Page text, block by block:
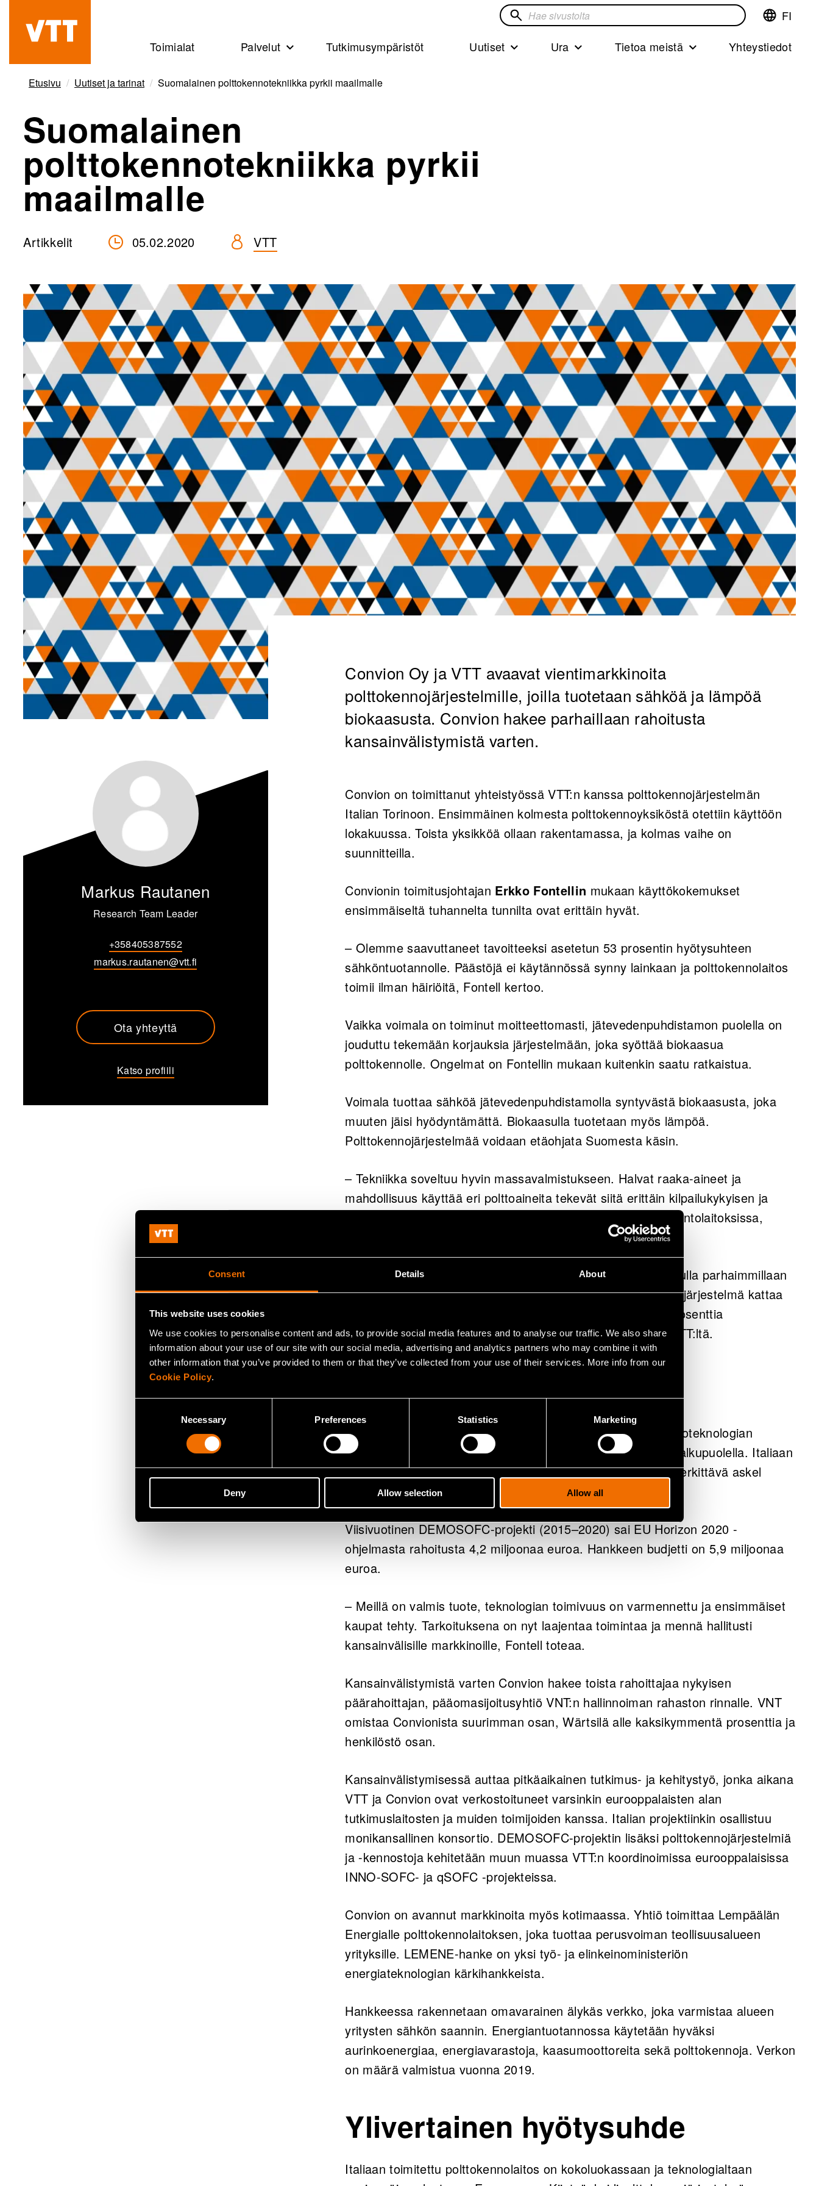
Consent Details About
This website uses cookies
We use cookies to personalise content and ads, to provide social media features and to analyse our traffic. We also share
information about your use of our site with our social media, advertising and analytics partners who may combine it with
other information that you’ve provided to them or that they’ve collected from your use of their services. More info from our
Cookie Policy.
Necessary Preferences Statistics Marketing
Deny Allow selection Allow all
pääsisältöön
Beyond
the
obvious
Vaihda
kieliFinnish
FI
Hae
Toimialat Palvelut Tutkimusympäristöt Uutiset Ura Tietoa meistä Yhteystiedot
Etusivu Uutiset ja tarinat Suomalainen polttokennotekniikka pyrkii maailmalle
Suomalainen
polttokennotekniikka pyrkii
maailmalle
Artikkelit 05.02.2020 VTT
​Convion Oy ja VTT avaavat vientimarkkinoita
polttokennojärjestelmille, joilla tuotetaan sähköä ja lämpöä
biokaasusta. Convion hakee parhaillaan rahoitusta
kansainvälistymistä varten.
Convion on toimittanut yhteistyössä VTT:n kanssa polttokennojärjestelmän
Italian Torinoon. Ensimmäinen kolmesta polttokennoyksiköstä otettiin käyttöön
lokakuussa. Toista yksikköä ollaan rakentamassa, ja kolmas vaihe on
suunnitteilla.
Convionin toimitusjohtajan Erkko Fontellin mukaan käyttökokemukset
ensimmäiseltä tuhannelta tunnilta ovat erittäin hyvät.
– Olemme saavuttaneet tavoitteeksi asetetun 53 prosentin hyötysuhteen
sähköntuotannolle. Päästöjä ei käytännössä synny lainkaan ja polttokennolaitos
toimii ilman häiriöitä, Fontell kertoo.
Vaikka voimala on toiminut moitteettomasti, jätevedenpuhdistamon puolella on
jouduttu tekemään korjauksia järjestelmään, joka syöttää biokaasua
polttokennolle. Ongelmat on Fontellin mukaan kuitenkin saatu ratkaistua.
Voimala tuottaa sähköä jätevedenpuhdistamolla syntyvästä biokaasusta, joka
muuten jäisi hyödyntämättä. Biokaasulla tuotetaan myös lämpöä.
Polttokennojärjestelmää voidaan etäohjata Suomesta käsin.
– Tekniikka soveltuu hyvin massavalmistukseen. Halvat raaka-aineet ja
mahdollisuus käyttää eri polttoaineita tekevät siitä erittäin kilpailukykyisen ja
tulevaisuuden teknologian kiinteissä lämmön- ja sähköntuotantolaitoksissa,
– Jätevedenpuhdistamo voidaan polttokennojärjestelmän avulla parhaimmillaan
saada täysin energiaomavaraiseksi. Italiaan nyt toimitettava järjestelmä kattaa
noin 30 prosenttia puhdistamon sähkön tarpeesta ja sata prosenttia
lämmöntarpeesta, toteaa erikoistutkijaMarkus Rautanen VTT:ltä.
Valmis tuote
Vuonna 2013 Wärtsilästä irrotettu Convion jatkaa polttokennoteknologian
kehitystyötä, jonka Wärtsilä ja VTT aloittivat vuosituhannen alkupuolella. Italiaan
tehtävä toimitus – niin kutsuttu DEMOSOFC-projekti – on merkittävä askel
tuotteen kaupallistamisessa.
Viisivuotinen DEMOSOFC-projekti (2015–2020) sai EU Horizon 2020 -
ohjelmasta rahoitusta 4,2 miljoonaa euroa. Hankkeen budjetti on 5,9 miljoonaa
euroa.
– Meillä on valmis tuote, teknologian toimivuus on varmennettu ja ensimmäiset
kaupat tehty. Tarkoituksena on nyt laajentaa toimintaa ja mennä hallitusti
kansainvälisille markkinoille, Fontell toteaa.
Kansainvälistymistä varten Convion hakee toista rahoittajaa nykyisen
päärahoittajan, pääomasijoitusyhtiö VNT:n hallinnoiman rahaston rinnalle. VNT
omistaa Convionista suurimman osan, Wärtsilä alle kaksikymmentä prosenttia ja
henkilöstö osan.
Kansainvälistymisessä auttaa pitkäaikainen tutkimus- ja kehitystyö, jonka aikana
VTT ja Convion ovat verkostoituneet varsinkin eurooppalaisten alan
tutkimuslaitosten ja muiden toimijoiden kanssa. Italian projektiinkin osallistuu
monikansallinen konsortio. DEMOSOFC-projektin lisäksi polttokennojärjestelmiä
ja -kennostoja kehitetään muun muassa VTT:n koordinoimissa eurooppalaisissa
INNO-SOFC- ja qSOFC -projekteissa.
Convion on avannut markkinoita myös kotimaassa. Yhtiö toimittaa Lempäälän
Energialle polttokennolaitoksen, joka tuottaa perusvoiman teollisuusalueen
yrityksille. LEMENE-hanke on yksi työ- ja elinkeinoministeriön
energiateknologian kärkihankkeista.
Hankkeessa rakennetaan omavarainen älykäs verkko, joka varmistaa alueen
yritysten sähkön saannin. Energiantuotannossa käytetään hyväksi
aurinkoenergiaa, energiavarastoja, kaasumoottoreita sekä polttokennoja. Verkon
on määrä valmistua vuonna 2019.
Ylivertainen hyötysuhde
Italiaan toimitettu polttokennolaitos on kokoluokassaan ja teknologialtaan
Markus Rautanen
Research Team Leader
+358405387552
markus.rautanen@vtt.fi
Ota yhteyttä
Katso profiili